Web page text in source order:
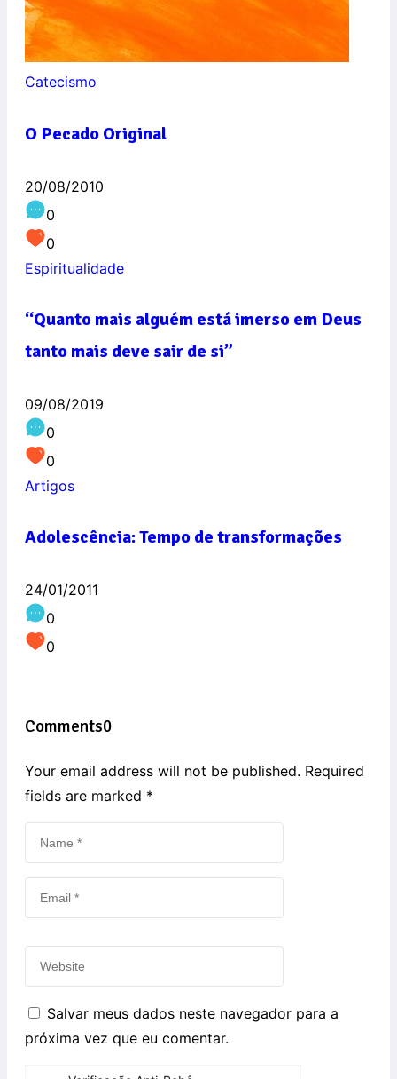
Catecismo
O Pecado Original
20/08/2010
0
0
Espiritualidade
“Quanto mais alguém está imerso em Deus
tanto mais deve sair de si”
09/08/2019
0
0
Artigos
Adolescência: Tempo de transformações
24/01/2011
0
0
Comments0
Your email address will not be published. Required
fields are marked *
Salvar meus dados neste navegador para a
próxima vez que eu comentar.